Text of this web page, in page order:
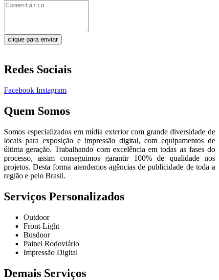
clique para enviar
Redes Sociais
Facebook Instagram
Quem Somos
Somos especializados em mídia exterior com grande diversidade de
locais para exposição e impressão digital, com equipamentos de
última geração. Trabalhando com excelência em todas as fases do
processo, assim conseguimos garantir 100% de qualidade nos
projetos. Desta forma atendemos agências de publicidade de toda a
região e pelo Brasil.
Serviços Personalizados
Outdoor
Front-Light
Busdoor
Painel Rodoviário
Impressão Digital
Demais Serviços